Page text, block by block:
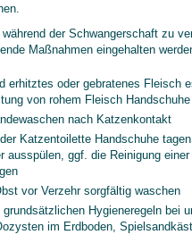
der Schwangerschaft zu
Maßnahmen eingehalten
erhitztes oder gebratenes Fleisch
von rohem Fleisch
nach Katzenkontakt
Katzentoilette Handschuhe
ausspülen, ggf. die Reinigung einer
vor Verzehr sorgfältig waschen
Hygieneregeln bei
im Erdboden,